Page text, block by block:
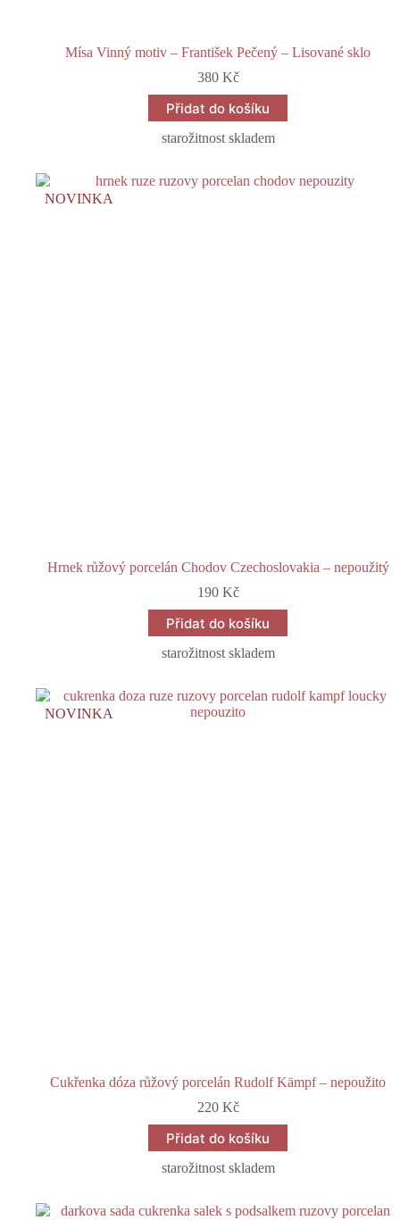
Mísa Vinný motiv – František Pečený – Lisované sklo
380 Kč
Přidat do košíku
starožitnost skladem
NOVINKA
Hrnek růžový porcelán Chodov Czechoslovakia – nepoužitý
190 Kč
Přidat do košíku
starožitnost skladem
NOVINKA
Cukřenka dóza růžový porcelán Rudolf Kämpf – nepoužito
220 Kč
Přidat do košíku
starožitnost skladem